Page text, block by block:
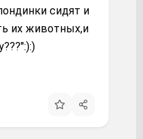
сидят и
их животных,и